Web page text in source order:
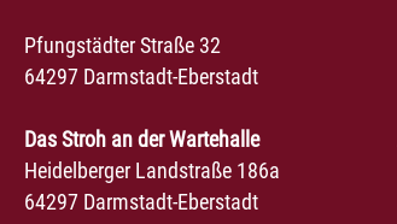
Pfungstädter Straße 32
64297 Darmstadt-Eberstadt
Das Stroh an der Wartehalle
Heidelberger Landstraße 186a
64297 Darmstadt-Eberstadt